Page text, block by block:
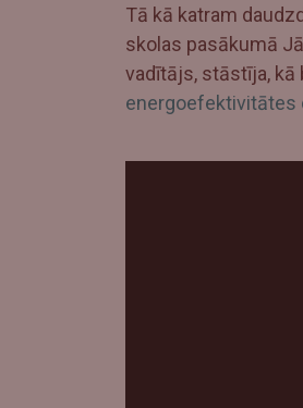
Tā kā katram
skolas pasākumā
vadītājs, stāstīja, kā
energoefektivitātes